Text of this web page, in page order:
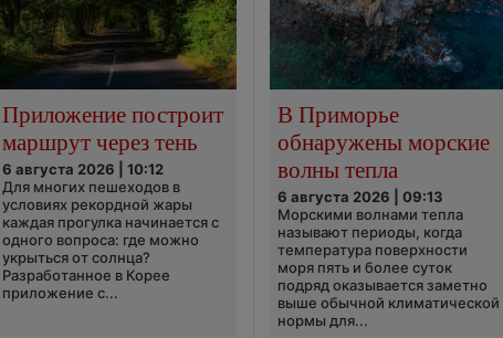
Приложение построит
маршрут через тень
6 августа 2026 | 10:12
Для многих пешеходов в
условиях рекордной жары
каждая прогулка начинается с
одного вопроса: где можно
укрыться от солнца?
Разработанное в Корее
приложение с...
В Приморье
обнаружены морские
волны тепла
6 августа 2026 | 09:13
Морскими волнами тепла
называют периоды, когда
температура поверхности
моря пять и более суток
подряд оказывается заметно
выше обычной климатической
нормы для...